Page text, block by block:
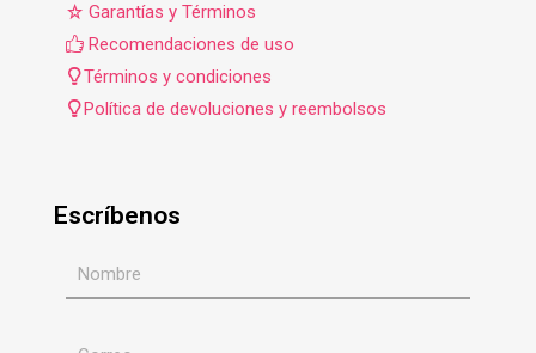
Garantías y Términos
Recomendaciones de uso
Términos y condiciones
Política de devoluciones y reembolsos
Escríbenos